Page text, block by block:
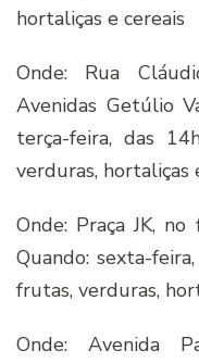
hortaliças e cereais
Onde: Rua
Avenidas Getúlio
terça-feira, das
verduras, hortaliças
Onde: Praça JK,
Quando: sexta-
frutas, verduras,
Onde: Avenida